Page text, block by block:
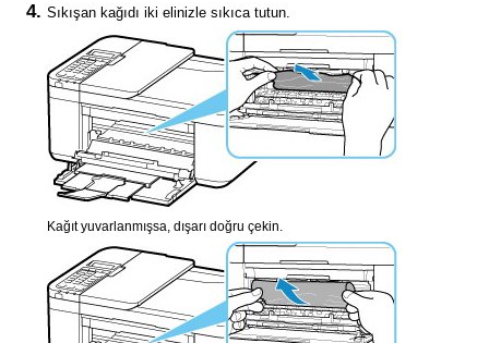
Sıkışan kağıdı iki elinizle sıkıca tutun.
Kağıt yuvarlanmışsa, dışarı doğru çekin.